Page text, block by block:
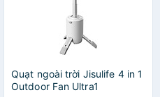
Quạt ngoài trời Jisulife 4 in 1
Outdoor Fan Ultra1